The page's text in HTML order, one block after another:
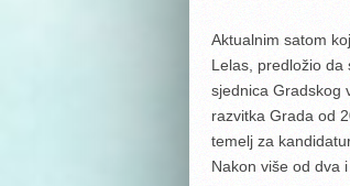
Aktualnim satom
Lelas, predložio da
sjednica Gradskog
razvitka Grada od
temelj za
Nakon više od dva